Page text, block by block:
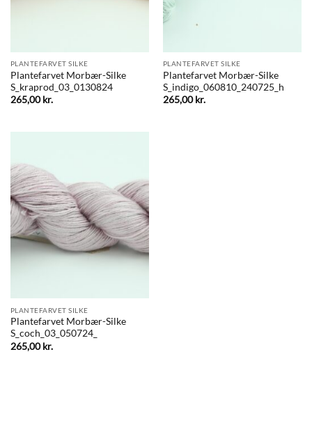
PLANTEFARVET SILKE
Plantefarvet Morbær-Silke
S_kraprod_03_0130824
265,00kr.
PLANTEFARVET SILKE
Plantefarvet Morbær-Silke
S_indigo_060810_240725_h
265,00kr.
PLANTEFARVET SILKE
Plantefarvet Morbær-Silke
S_coch_03_050724_
265,00kr.